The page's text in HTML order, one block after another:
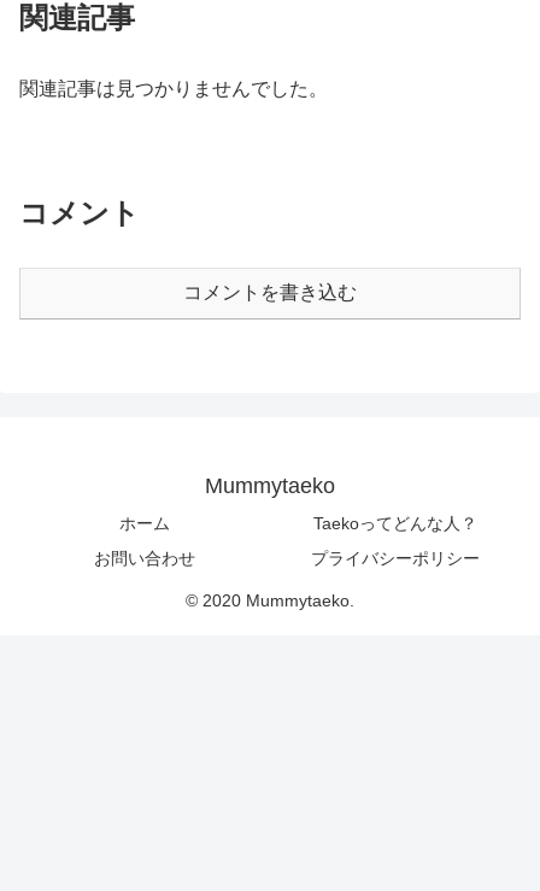
関連記事
関連記事は見つかりませんでした。
コメント
コメントを書き込む
Mummytaeko
ホーム
Taekoってどんな人？
お問い合わせ
プライバシーポリシー
© 2020 Mummytaeko.